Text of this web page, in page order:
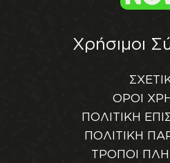
Χρήσιμοι
ΟΡΟΙ
ΠΟΛΙΤΙΚΗ
ΠΟΛΙΤΙΚΗ
ΤΡΟΠΟΙ